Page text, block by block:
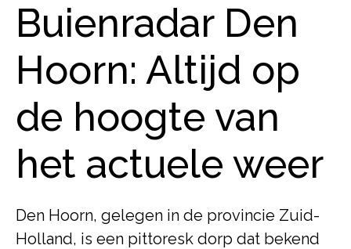
Buienradar Den
Hoorn: Altijd op
de hoogte van
het actuele weer
Den Hoorn, gelegen in de provincie Zuid-
Holland, is een pittoresk dorp dat bekend